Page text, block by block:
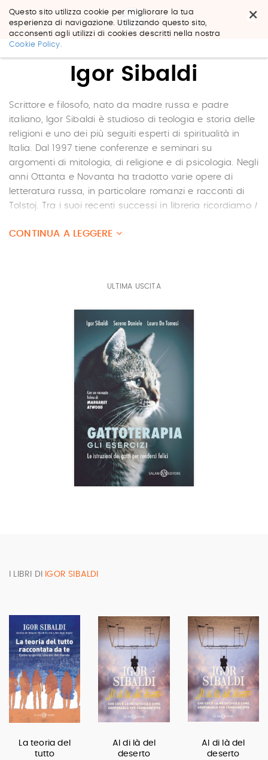
×
Questo sito utilizza cookie per migliorare la tua
esperienza di navigazione. Utilizzando questo sito,
acconsenti agli utilizzi di cookies descritti nella nostra
Cookie Policy.
Salta
navigazione
Igor Sibaldi
Scrittore e filosofo, nato da madre russa e padre
italiano, Igor Sibaldi è studioso di teologia e storia delle
religioni e uno dei più seguiti esperti di spiritualità in
Italia. Dal 1997 tiene conferenze e seminari su
argomenti di mitologia, di religione e di psicologia. Negli
anni Ottanta e Novanta ha tradotto varie opere di
letteratura russa, in particolare romanzi e racconti di
Tolstoj. Tra i suoi recenti successi in libreria ricordiamo I
Fabio Volo nella trasmissione
CONTINUA A LEGGERE
ULTIMA USCITA
I LIBRI DI IGOR SIBALDI
La teoria del
tutto
Al di là del
deserto
Al di là del
deserto